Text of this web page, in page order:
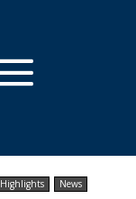
Highlights News